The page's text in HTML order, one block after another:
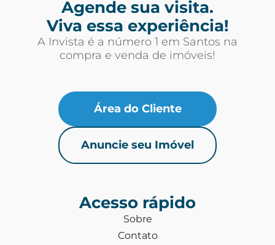
Agende sua visita.
Viva essa experiência!
A Invista é a número 1 em Santos na
compra e venda de imóveis!
Área do Cliente
Anuncie seu Imóvel
Acesso rápido
Sobre
Contato